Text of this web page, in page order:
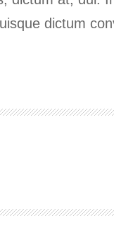
dictum